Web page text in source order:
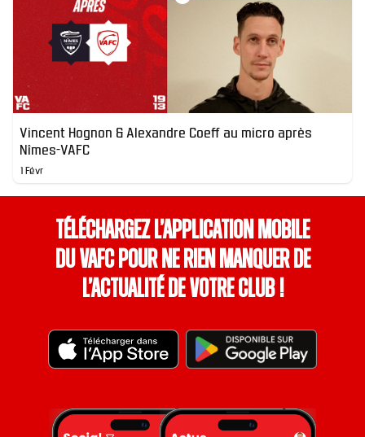
Vincent Hognon & Alexandre Coeff au micro après
Nîmes-VAFC
1 Févr
Téléchargez l’application mobile
du VAFC pour ne rien manquer de
l’actualité de votre club !